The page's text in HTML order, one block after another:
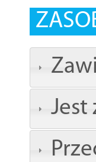
Jest